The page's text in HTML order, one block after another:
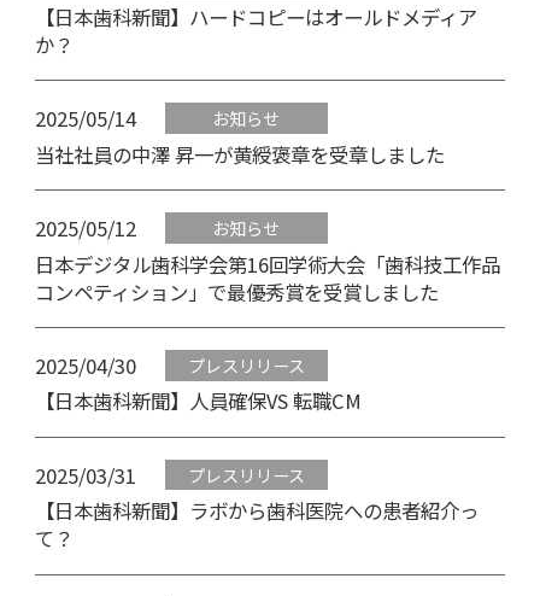
【日本歯科新聞】ハードコピーはオールドメディア
か？
2025/05/14 お知らせ
当社社員の中澤 昇一が黄綬褒章を受章しました
2025/05/12 お知らせ
日本デジタル歯科学会第16回学術大会「歯科技工作品
コンペティション」で最優秀賞を受賞しました
2025/04/30 プレスリリース
【日本歯科新聞】人員確保VS 転職CM
2025/03/31 プレスリリース
【日本歯科新聞】ラボから歯科医院への患者紹介っ
て？